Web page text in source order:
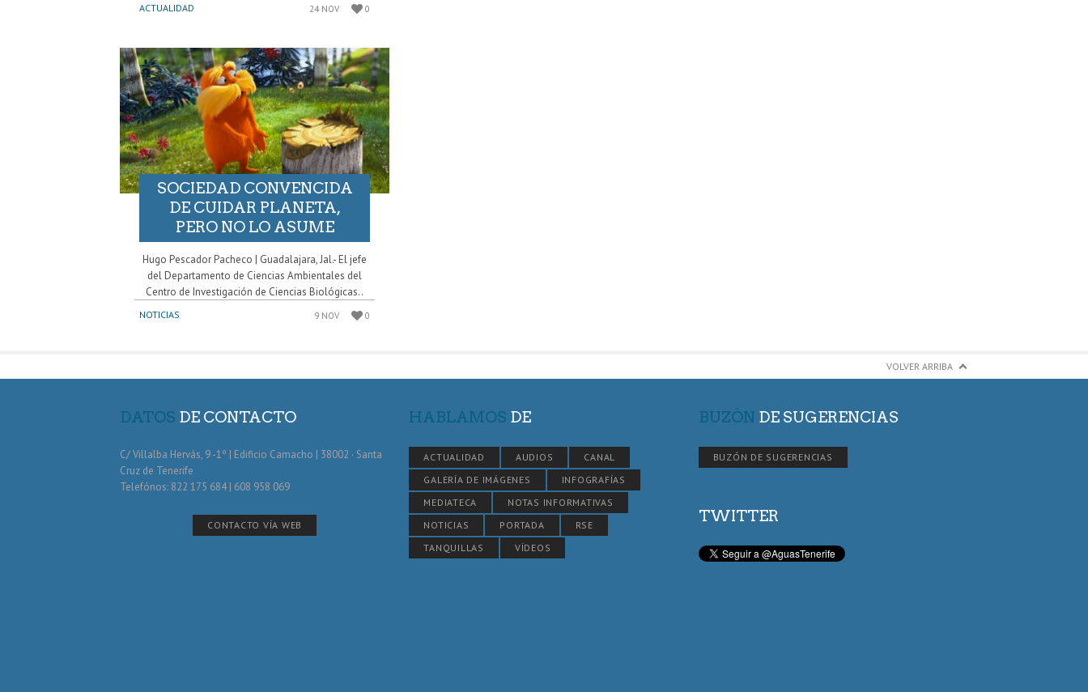
ACTUALIDAD 24 NOV 0
SOCIEDAD CONVENCIDA
DE CUIDAR PLANETA,
PERO NO LO ASUME
Hugo Pescador Pacheco | Guadalajara, Jal.- El jefe
del Departamento de Ciencias Ambientales del
Centro de Investigación de Ciencias Biológicas..
NOTICIAS 9 NOV 0
VOLVER ARRIBA
DATOS DE CONTACTO
C/ Villalba Hervás, 9 -1º | Edificio Camacho | 38002 · Santa
Cruz de Tenerife
Telefónos: 822 175 684 | 608 958 069
CONTACTO VÍA WEB
HABLAMOS DE
ACTUALIDAD AUDIOS
CANAL
GALERÍA DE IMÁGENES
INFOGRAFÍAS
MEDIATECA
NOTAS INFORMATIVAS
NOTICIAS
PORTADA
RSE
TANQUILLAS
VÍDEOS
BUZÓN DE SUGERENCIAS
BUZÓN DE SUGERENCIAS
TWITTER